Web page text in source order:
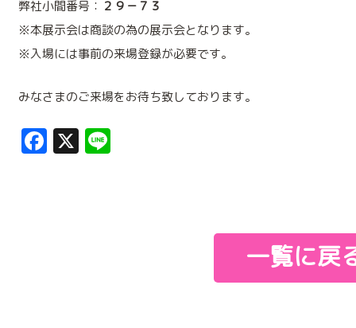
弊社小間番号： ２９－７３
※本展示会は商談の為の展示会となります。
※入場には事前の来場登録が必要です。
みなさまのご来場をお待ち致しております。
Facebook
X Line
一覧に戻